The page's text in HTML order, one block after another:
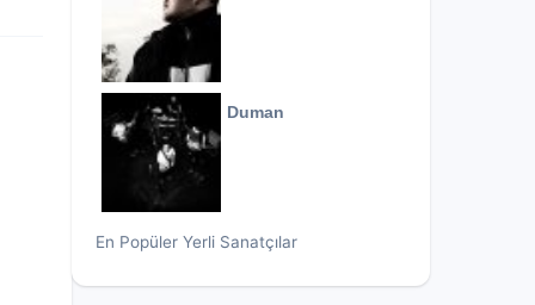
Duman
En Popüler Yerli Sanatçılar